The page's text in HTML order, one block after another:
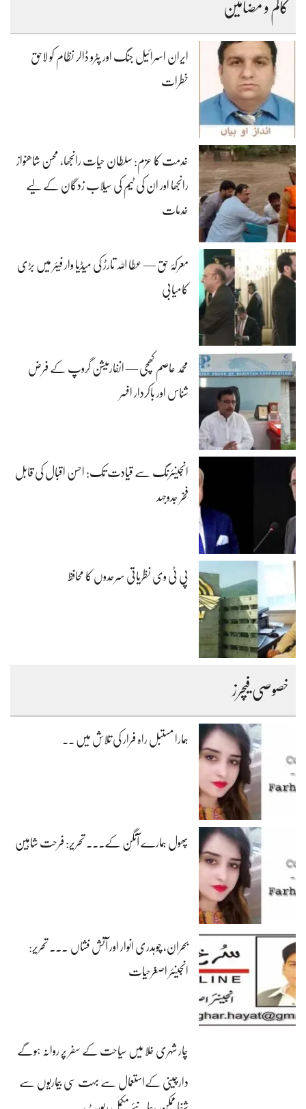
کالم و مضامین
ایران اسرائیل جنگ اور پٹرو ڈالر نظام کو لاحق
خطرات
خدمت کا عزم: سلطان حیات رانجھا، محسن شاھنواز
رانجھا اور ان کی ٹیم کی سیلاب زدگان کے لیے
خدمات
معرکۂ حق — عطا اللہ تارڑ کی میڈیا وار فیئر میں بڑی
کامیابی
محمد عاصم کھچی — انفارمیشن گروپ کے فرض
شناس اور باکردار افسر
انجینئرنگ سے قیادت تک: احسن اقبال کی قابل
فخر جدوجہد
پی ٹی وی نظریاتی سرحدوں کا محافظ
خصوصی فیچرز
ہمارا مستبل راہ فرار کی تلاش میں ۔۔
پھول ہمارے آنگن کے۔۔۔ تحریر: فرحت شاہین
بحران، چوہدری انوار اور آتش فشاں ۔۔۔ تحریر:
انجینئر اصغرحیات
چار شہری خلا میں سیاحت کے سفر پر روانہ ہوگے
دارچینی کےاستعمال سے بہت سی بیماریوں سے